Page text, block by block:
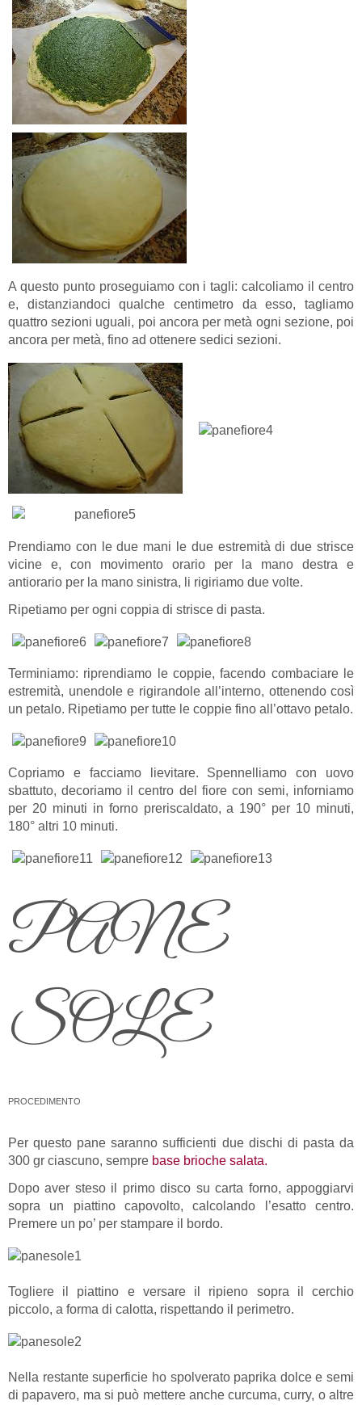
A questo punto proseguiamo con i tagli: calcoliamo il centro
e, distanziandoci qualche centimetro da esso, tagliamo
quattro sezioni uguali, poi ancora per metà ogni sezione, poi
ancora per metà, fino ad ottenere sedici sezioni.
Prendiamo con le due mani le due estremità di due strisce
vicine e, con movimento orario per la mano destra e
antiorario per la mano sinistra, li rigiriamo due volte.
Ripetiamo per ogni coppia di strisce di pasta.
Terminiamo: riprendiamo le coppie, facendo combaciare le
estremità, unendole e rigirandole all’interno, ottenendo così
un petalo. Ripetiamo per tutte le coppie fino all’ottavo petalo.
Copriamo e facciamo lievitare. Spennelliamo con uovo
sbattuto, decoriamo il centro del fiore con semi, inforniamo
per 20 minuti in forno preriscaldato, a 190° per 10 minuti,
180° altri 10 minuti.
PANE
SOLE
PROCEDIMENTO
Per questo pane saranno sufficienti due dischi di pasta da
300 gr ciascuno, sempre base brioche salata.
Dopo aver steso il primo disco su carta forno, appoggiarvi
sopra un piattino capovolto, calcolando l’esatto centro.
Premere un po’ per stampare il bordo.
Togliere il piattino e versare il ripieno sopra il cerchio
piccolo, a forma di calotta, rispettando il perimetro.
Nella restante superficie ho spolverato paprika dolce e semi
di papavero, ma si può mettere anche curcuma, curry, o altre